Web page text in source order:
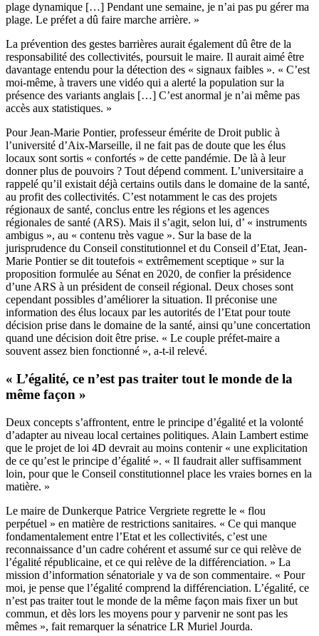
plage dynamique […] Pendant une semaine, je n’ai pas pu gérer ma
plage. Le préfet a dû faire marche arrière. »
La prévention des gestes barrières aurait également dû être de la
responsabilité des collectivités, poursuit le maire. Il aurait aimé être
davantage entendu pour la détection des « signaux faibles ». « C’est
moi-même, à travers une vidéo qui a alerté la population sur la
présence des variants anglais […] C’est anormal je n’ai même pas
accès aux statistiques. »
Pour Jean-Marie Pontier, professeur émérite de Droit public à
l’université d’Aix-Marseille, il ne fait pas de doute que les élus
locaux sont sortis « confortés » de cette pandémie. De là à leur
donner plus de pouvoirs ? Tout dépend comment. L’universitaire a
rappelé qu’il existait déjà certains outils dans le domaine de la santé,
au profit des collectivités. C’est notamment le cas des projets
régionaux de santé, conclus entre les régions et les agences
régionales de santé (ARS). Mais il s’agit, selon lui, d’ « instruments
ambigus », au « contenu très vague ». Sur la base de la
jurisprudence du Conseil constitutionnel et du Conseil d’Etat, Jean-
Marie Pontier se dit toutefois « extrêmement sceptique » sur la
proposition formulée au Sénat en 2020, de confier la présidence
d’une ARS à un président de conseil régional. Deux choses sont
cependant possibles d’améliorer la situation. Il préconise une
information des élus locaux par les autorités de l’Etat pour toute
décision prise dans le domaine de la santé, ainsi qu’une concertation
quand une décision doit être prise. « Le couple préfet-maire a
souvent assez bien fonctionné », a-t-il relevé.
« L’égalité, ce n’est pas traiter tout le monde de la
même façon »
Deux concepts s’affrontent, entre le principe d’égalité et la volonté
d’adapter au niveau local certaines politiques. Alain Lambert estime
que le projet de loi 4D devrait au moins contenir « une explicitation
de ce qu’est le principe d’égalité ». « Il faudrait aller suffisamment
loin, pour que le Conseil constitutionnel place les vraies bornes en la
matière. »
Le maire de Dunkerque Patrice Vergriete regrette le « flou
perpétuel » en matière de restrictions sanitaires. « Ce qui manque
fondamentalement entre l’Etat et les collectivités, c’est une
reconnaissance d’un cadre cohérent et assumé sur ce qui relève de
l’égalité républicaine, et ce qui relève de la différenciation. » La
mission d’information sénatoriale y va de son commentaire. « Pour
moi, je pense que l’égalité comprend la différenciation. L’égalité, ce
n’est pas traiter tout le monde de la même façon mais fixer un but
commun, et dès lors les moyens pour y parvenir ne sont pas les
mêmes », fait remarquer la sénatrice LR Muriel Jourda.